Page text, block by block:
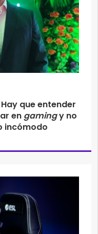
que entender
en gamingy no
incómodo